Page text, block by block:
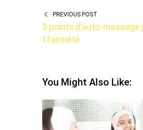
PREVIOUS POST
3 points d’auto-
t l’anxiété
You Might Also Like: